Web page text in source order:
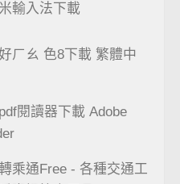
輸入法下載
ㄏㄠ 色8下載 繁體中
閱讀器下載 Adobe
乘通Free - 各種交通工